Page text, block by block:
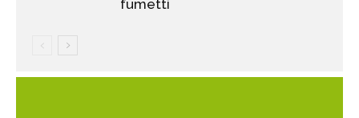
fumetti